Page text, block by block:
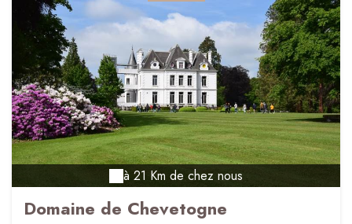
à 21 Km de chez nous
Domaine de Chevetogne